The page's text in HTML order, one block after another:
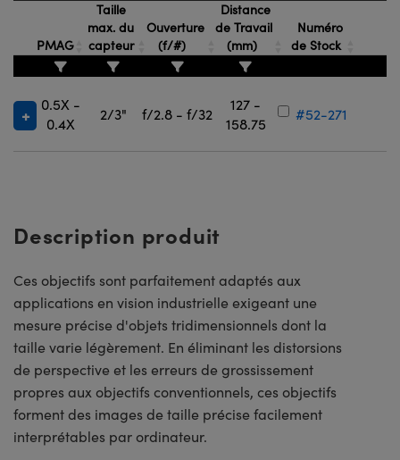
PMAG
Taille
max. du
capteur
Ouverture
(f/#)
Distance
de Travail
(mm)
Numéro
de Stock
0.5X -
0.4X
2/3" f/2.8 - f/32
127 -
158.75
#52-271
Description produit
Ces objectifs sont parfaitement adaptés aux
applications en vision industrielle exigeant une
mesure précise d'objets tridimensionnels dont la
taille varie légèrement. En éliminant les distorsions
de perspective et les erreurs de grossissement
propres aux objectifs conventionnels, ces objectifs
forment des images de taille précise facilement
interprétables par ordinateur.